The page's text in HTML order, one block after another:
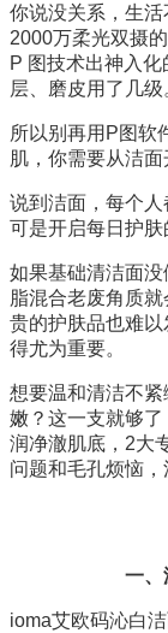
你说没关系，生
2000万柔光双摄
P 图技术出神入
层、磨皮用了几级
所以别再用 P图软
肌，你需要从洁面
说到洁面，每个
可是开启每日护肤
如果基础清洁面
脂混合老废角质
贵的护肤品也难
得尤为重要。
想要温和清洁不
嫩？这一支就够了
润净澈肌底，2大
问题和毛孔烦恼，
一、
ioma艾欧码沁白